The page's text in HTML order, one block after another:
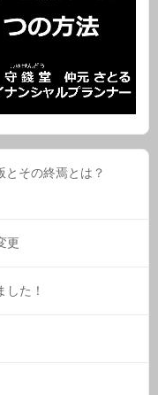
その終焉とは？
更
た！